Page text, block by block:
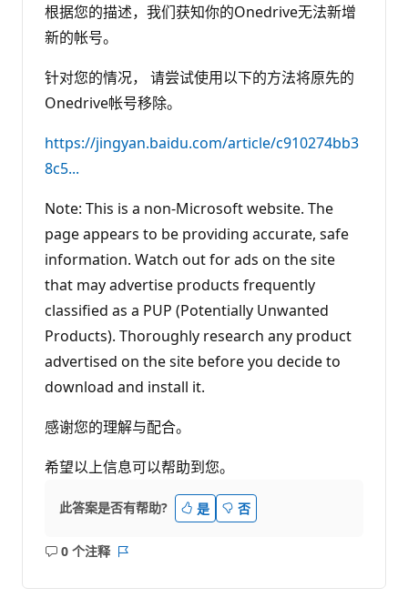
根据您的描述，我们获知你的Onedrive无法新增
新的帐号。
针对您的情况， 请尝试使用以下的方法将原先的
Onedrive帐号移除。
https://jingyan.baidu.com/article/c910274bb3
8c5...
Note: This is a non-Microsoft website. The
page appears to be providing accurate, safe
information. Watch out for ads on the site
that may advertise products frequently
classified as a PUP (Potentially Unwanted
Products). Thoroughly research any product
advertised on the site before you decide to
download and install it.
感谢您的理解与配合。
希望以上信息可以帮助到您。
此答案是否有帮助? 是 否
0 个注释
无